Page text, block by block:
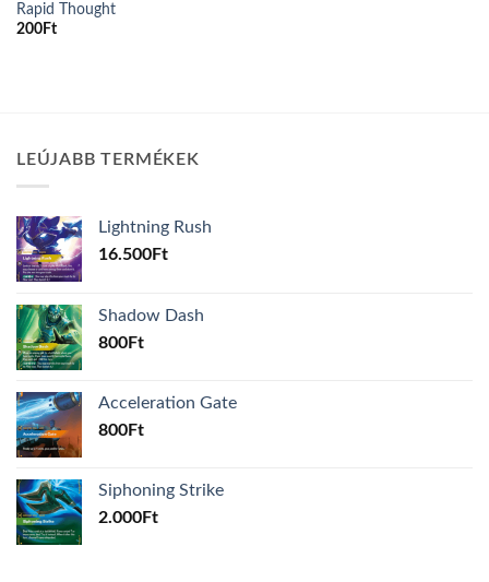
Rapid Thought
200Ft
LEÚJABB TERMÉKEK
Lightning Rush
16.500Ft
Shadow Dash
800Ft
Acceleration Gate
800Ft
Siphoning Strike
2.000Ft